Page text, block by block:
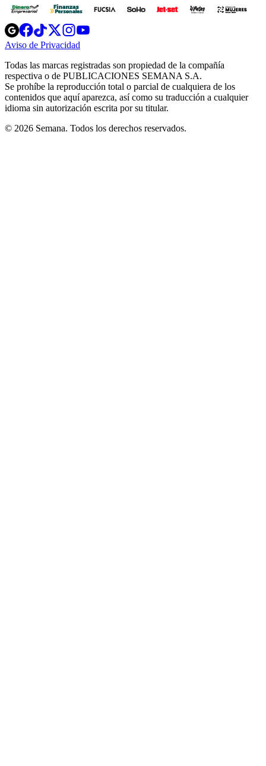
Opens
in
new
Opens
in
new
Opens
in
new
window
Opens
new
windowwindow
Aviso de Privacidad
new
window
Todas las marcas registradas son propiedad de la compañía
respectiva o de PUBLICACIONES SEMANA S.A.
Se prohíbe la reproducción total o parcial de cualquiera de los
contenidos que aquí aparezca, así como su traducción a cualquier
idioma sin autorización escrita por su titular.
© 2026 Semana. Todos los derechos reservados.